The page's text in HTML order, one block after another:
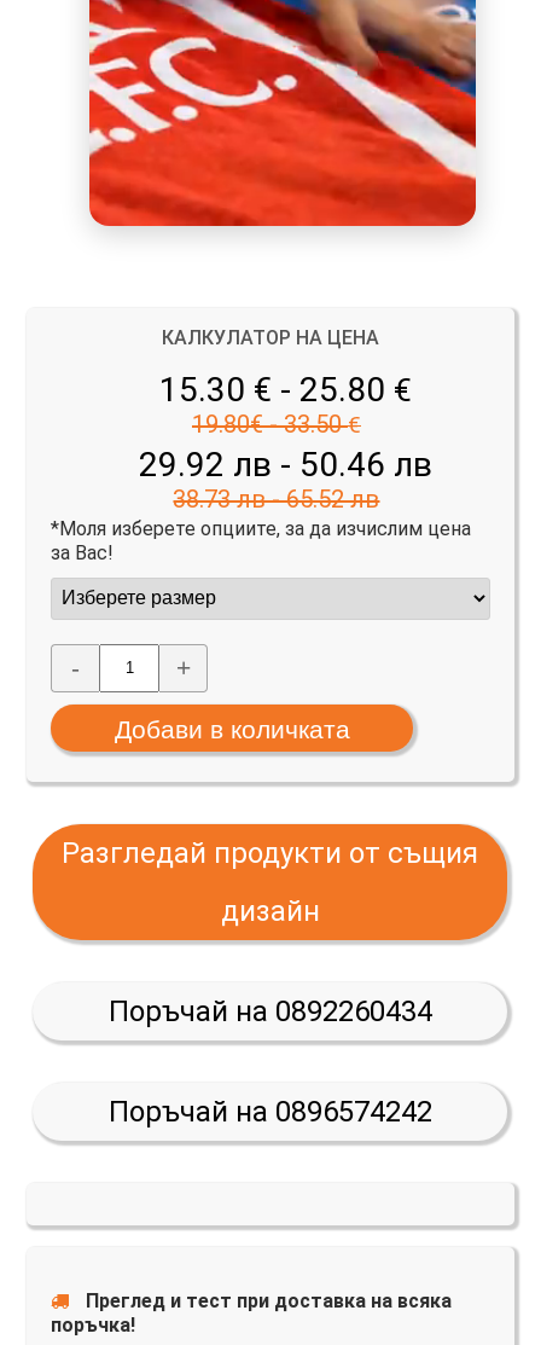
КАЛКУЛАТОР НА ЦЕНА
15.30 € - 25.80 €
19.80€ - 33.50 €
29.92 лв - 50.46 лв
38.73 лв - 65.52 лв
*Моля изберете опциите, за да изчислим цена
за Вас!
- +
Разгледай продукти от същия
дизайн
Поръчай на 0892260434
Поръчай на 0896574242
Преглед и тест при доставка на всяка
поръчка!